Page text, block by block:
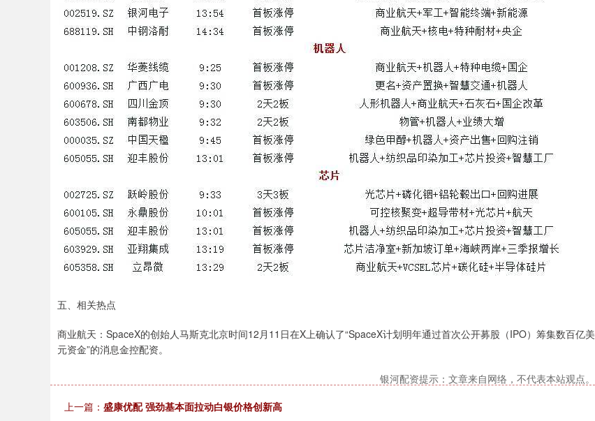
五、相关热点
商业航天：SpaceX的创始人马斯克北京时间12月11日在X上确认了“SpaceX计划明年通过首次公开募股（IPO）筹集数百亿美
元资金”的消息金控配资。
银河配资提示：文章来自网络，不代表本站观点。
上一篇： 盛康优配 强劲基本面拉动白银价格创新高